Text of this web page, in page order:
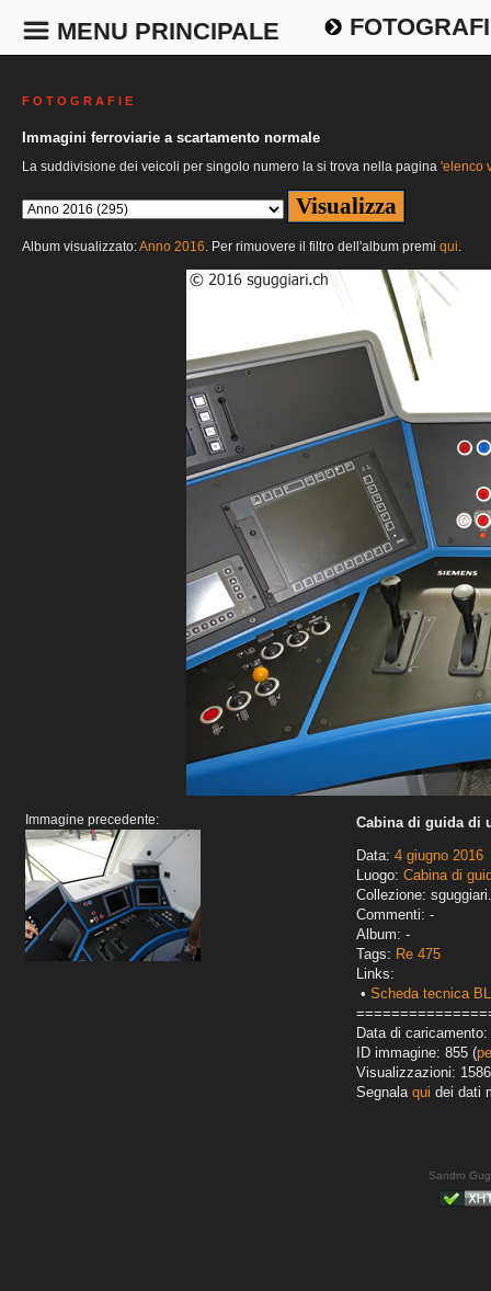
MENU PRINCIPALE
F O T O G R A F I E
Immagini ferroviarie a scartamento normale
La suddivisione dei veicoli per singolo numero la si trova nella pagina 'elenco
Album visualizzato:Anno 2016. Per rimuovere il filtro dell'album premi qui.
Immagine precedente:
Cabina di guida di
Data: 4 giugno 2016
Luogo: Cabina di
Collezione:
Commenti: -
Album: -
Tags: Re 475
Links:
• Scheda tecnica
Data di caricamento:
ID immagine: 855 (
Visualizzazioni: 1586
Segnala qui dei dati
Sandro